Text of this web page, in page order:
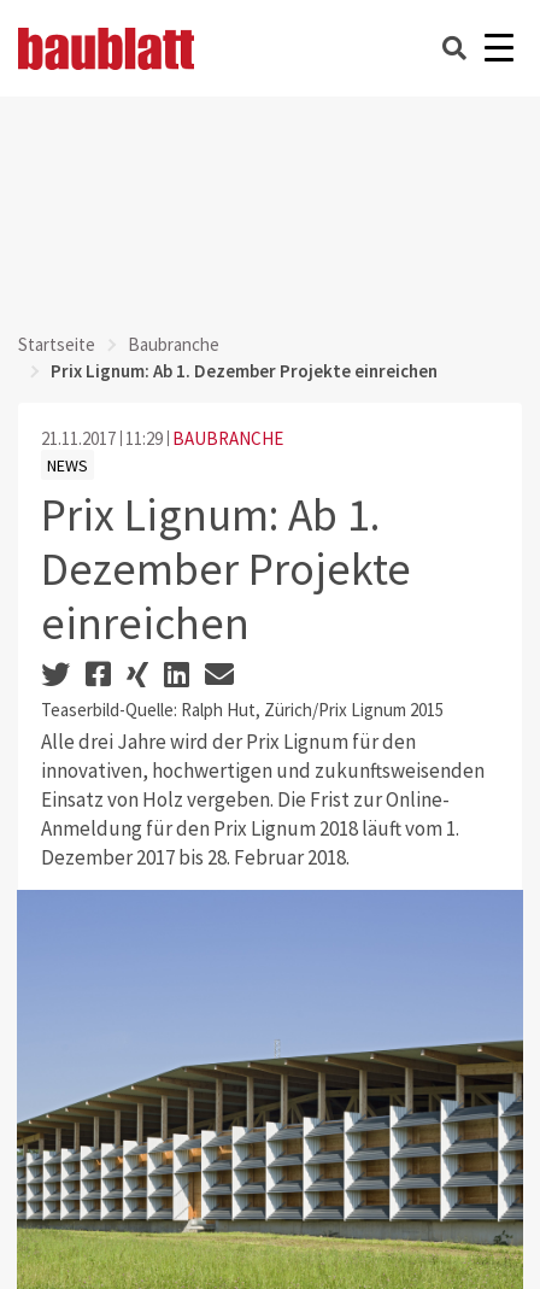
Startseite
Baubranche
Prix Lignum: Ab 1. Dezember Projekte einreichen
21.11.2017 11:29 BAUBRANCHE
NEWS
Prix Lignum: Ab 1.
Dezember Projekte
einreichen
Teaserbild-Quelle: Ralph Hut, Zürich/Prix Lignum 2015
Alle drei Jahre wird der Prix Lignum für den
innovativen, hochwertigen und zukunftsweisenden
Einsatz von Holz vergeben. Die Frist zur Online-
Anmeldung für den Prix Lignum 2018 läuft vom 1.
Dezember 2017 bis 28. Februar 2018.